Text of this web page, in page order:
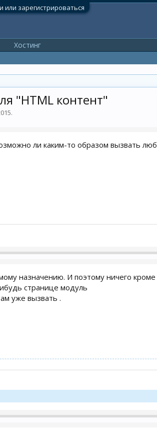
или зарегистрироваться
"HTML контент"
.
ли каким-то образом вызвать
назначению. И поэтому ничего
странице модуль
уже вызвать .
Хостинг